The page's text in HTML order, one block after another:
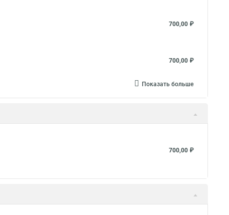
700,00 ₽
700,00 ₽
Показать больше
700,00 ₽